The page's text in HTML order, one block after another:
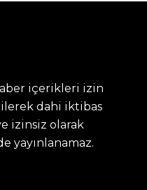
içerikleri izin
dahi iktibas
izinsiz olarak
yayınlanamaz.